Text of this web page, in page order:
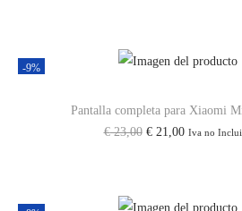
-9%
Pantalla completa para Xiaomi
€23,00 €21,00 Iva no